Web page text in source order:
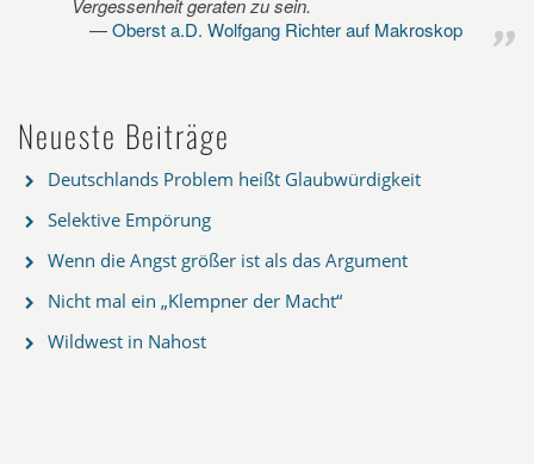
Oberst a.D. Wolfgang Richter auf Makroskop
Neueste Beiträge
Deutschlands Problem heißt Glaubwürdigkeit
Selektive Empörung
Wenn die Angst größer ist als das Argument
Nicht mal ein „Klempner der Macht“
Wildwest in Nahost